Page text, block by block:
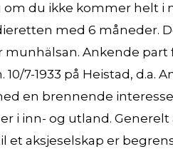
om du ikke kommer helt
med 6 måneder.
munhälsan. Ankende
7-1933 på Heistad, d.a.
en brennende interesse
i inn- og utland. Generelt
et aksjeselskap er